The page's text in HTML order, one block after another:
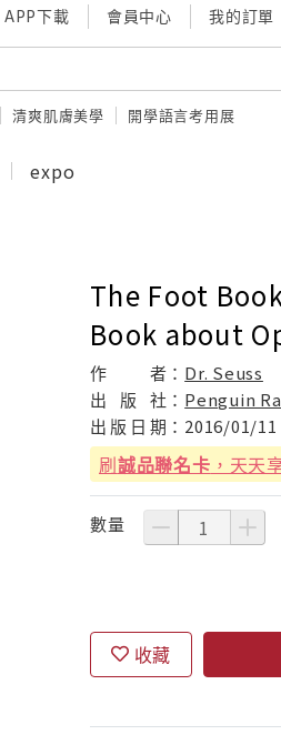
APP下載 會員中心 我的訂單
清爽肌膚美學 開學語言考用展
expo
The Foot
Book about
作 者： Dr. Seuss
出
版 社： Penguin
出 版 日 期： 2016/01/11
刷誠品聯名卡 ，天天
數量
收藏